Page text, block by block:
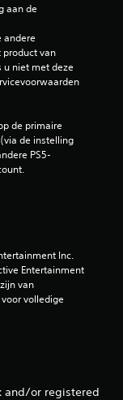
aan de
andere
van
u niet met deze
de primaire
de instelling
PS5-
Inc.
Entertainment
van
volledige
and/or registered